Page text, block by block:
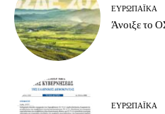
ΕΥΡΩΠΑΪΚΆ
Άνοιξε το
ΕΥΡΩΠΑΪΚΆ